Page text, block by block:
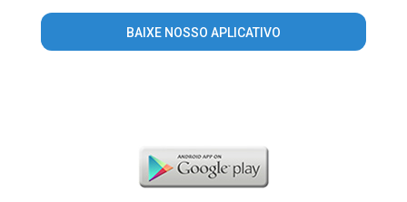
BAIXE NOSSO APLICATIVO